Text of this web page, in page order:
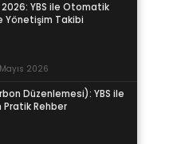
2026: YBS ile Otomatik
Yönetişim Takibi
Mayıs 2026
Düzenlemesi): YBS ile
Pratik Rehber